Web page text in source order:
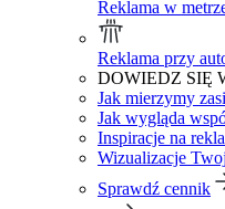
Reklama w
Reklama przy
DOWIEDZ SIĘ
Jak mierzymy
Jak wygląda
Inspiracje na
Wizualizacje
Sprawdź cennik